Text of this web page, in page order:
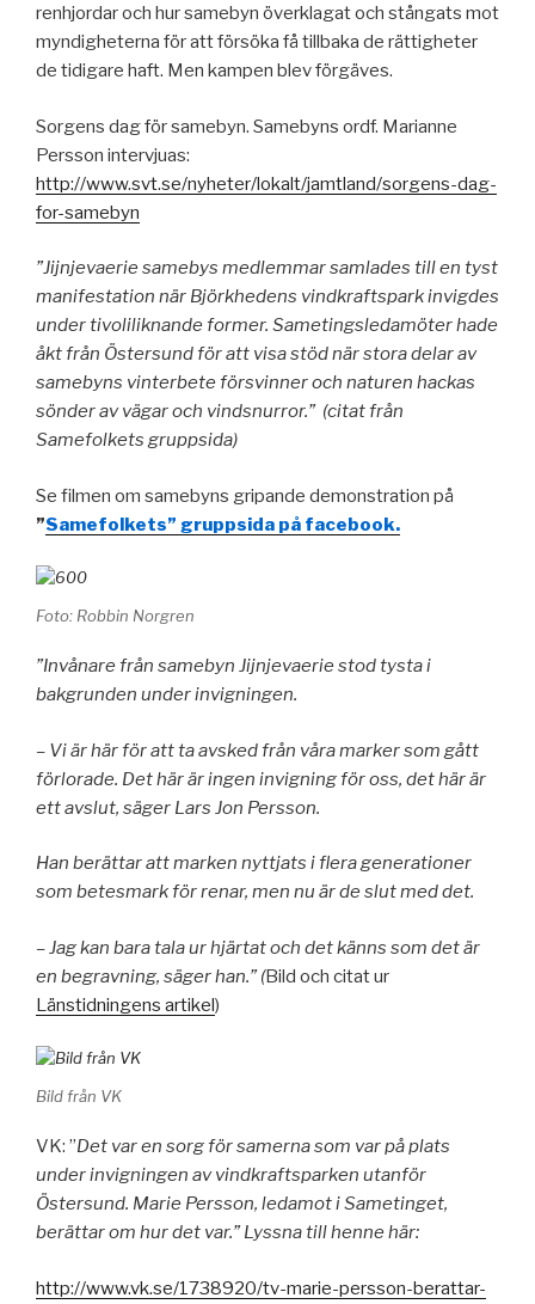
renhjordar och hur samebyn överklagat och stångats mot
myndigheterna för att försöka få tillbaka de rättigheter
de tidigare haft. Men kampen blev förgäves.
Sorgens dag för samebyn. Samebyns ordf. Marianne
Persson intervjuas:
http://www.svt.se/nyheter/lokalt/jamtland/sorgens-dag-
for-samebyn
”Jijnjevaerie samebys medlemmar samlades till en tyst
manifestation när Björkhedens vindkraftspark invigdes
under tivoliliknande former. Sametingsledamöter hade
åkt från Östersund för att visa stöd när stora delar av
samebyns vinterbete försvinner och naturen hackas
sönder av vägar och vindsnurror.” (citat från
Samefolkets gruppsida)
Se filmen om samebyns gripande demonstration på
”Samefolkets” gruppsida på facebook.
Foto: Robbin Norgren
”Invånare från samebyn Jijnjevaerie stod tysta i
bakgrunden under invigningen.
– Vi är här för att ta avsked från våra marker som gått
förlorade. Det här är ingen invigning för oss, det här är
ett avslut, säger Lars Jon Persson.
Han berättar att marken nyttjats i flera generationer
som betesmark för renar, men nu är de slut med det.
– Jag kan bara tala ur hjärtat och det känns som det är
en begravning, säger han.” (Bild och citat ur
Länstidningens artikel)
Bild från VK
VK: ”Det var en sorg för samerna som var på plats
under invigningen av vindkraftsparken utanför
Östersund. Marie Persson, ledamot i Sametinget,
berättar om hur det var.” Lyssna till henne här:
http://www.vk.se/1738920/tv-marie-persson-berattar-